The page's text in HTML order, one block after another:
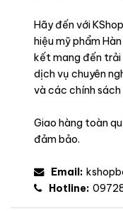
Hãy đến với
hiệu mỹ phẩm
kết mang đến trải
dịch vụ chuyên
và các chính sách
Giao hàng toàn
đảm bảo.
Email:
Hotline: